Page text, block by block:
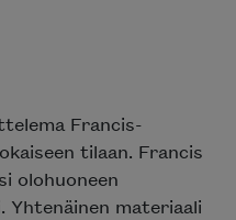
Francis-
tilaan. Francis
olohuoneen
Yhtenäinen materiaali